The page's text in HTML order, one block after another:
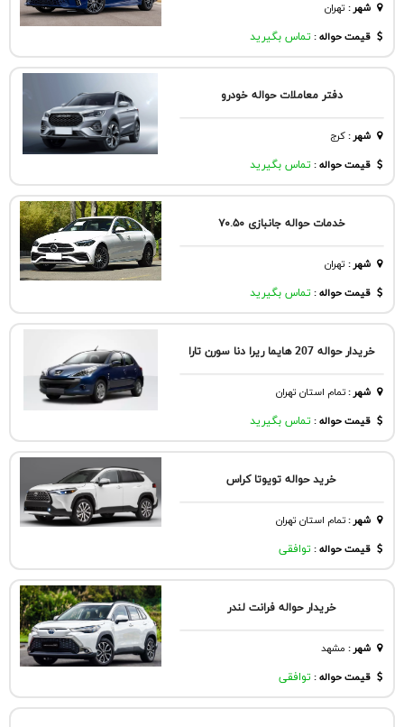
شهر: تهران
قیمت حواله : تماس بگیرید
دفتر معاملات حواله خودرو
شهر:كرج
قیمت حواله : تماس بگیرید
خدمات حواله جانبازی ۷۰.۵۰
شهر: تهران
قیمت حواله : تماس بگیرید
خریدار حواله 207 هایما ریرا دنا سورن تارا
شهر:تمام استان تهران
قیمت حواله : تماس بگیرید
خرید حواله تویوتا کراس
شهر:تمام استان تهران
قیمت حواله : توافقی
خریدار حواله فرانت لندر
شهر: مشهد
قیمت حواله : توافقی